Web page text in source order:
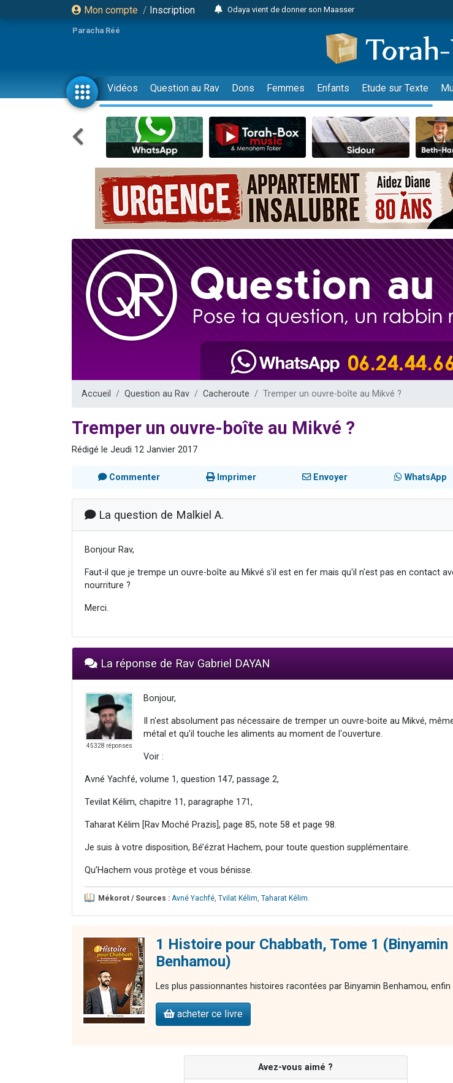
Mon compte / Inscription
Odaya vient de donner son Maasser
3 personnes viennent de faire un don pour Diane, 80 ans,
2 personnes viennent de nous rejoindre sur WhatsApp
13 personnes viennent de demander une bénédiction
30 personnes viennent de faire un don pour Sauvez la
Il reste 49 places pour étudier en groupe sur Zoom
12 nouvelles musiques dans Torah-Box Music
3 personnes viennent de nous rejoindre sur WhatsApp
2 personnes viennent de nous rejoindre sur WhatsApp
2 nouvelles musiques dans Torah-Box Music
3 personnes viennent de nous rejoindre sur WhatsApp
8 personnes viennent de faire un don pour Tsédaka :
Nouvelle émission radio : Visions de grandeur n°104 : Le
61 personnes viennent de demander une bénédiction
Il reste 49 places pour étudier en groupe sur Zoom
Nathaniel vient de donner son Maasser
4 personnes viennent de nous rejoindre sur WhatsApp
3 personnes viennent de nous rejoindre sur WhatsApp
Paracha Réé
Vidéos Question au Rav Dons Femmes Enfants Etude sur Texte
Accueil Question au Rav Cacheroute Tremper un ouvre-boîte au Mikvé ?
Tremper un ouvre-boîte au Mikvé ?
Rédigé le Jeudi 12 Janvier 2017
Commenter Imprimer Envoyer WhatsApp
La question de Malkiel A.
Bonjour Rav,
Faut-il que je trempe un ouvre-boîte au Mikvé s'il est en fer mais qu'il n'est pas en contact
nourriture ?
Merci.
La réponse de Rav Gabriel DAYAN
45328 réponses
Bonjour,
Il n'est absolument pas nécessaire de tremper un ouvre-boite au Mikvé,
métal et qu'il touche les aliments au moment de l'ouverture.
Voir :
Avné Yachfé, volume 1, question 147, passage 2,
Tevilat Kélim, chapitre 11, paragraphe 171,
Taharat Kélim [Rav Moché Prazis], page 85, note 58 et page 98.
Je suis à votre disposition, Bé’ézrat Hachem, pour toute question supplémentaire.
Qu’Hachem vous protège et vous bénisse.
Mékorot / Sources : Avné Yachfé Tvilat Kélim Taharat Kélim
1 Histoire pour Chabbath, Tome 1 (Binyamin
Benhamou)
Les plus passionnantes histoires racontées par Binyamin Benhamou, enfin
acheter ce livre
Avez-vous aimé ?